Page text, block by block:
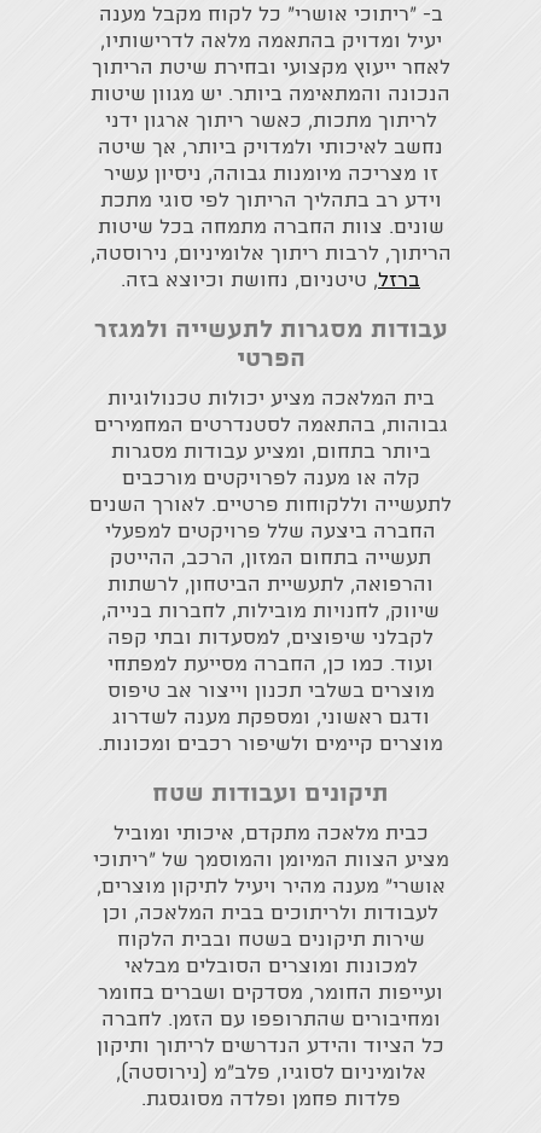
ב- "ריתוכי אושרי" כל לקוח מקבל מענה
יעיל ומדויק בהתאמה מלאה לדרישותיו,
לאחר ייעוץ מקצועי ובחירת שיטת הריתוך
הנכונה והמתאימה ביותר. יש מגוון שיטות
לריתוך מתכות, כאשר ריתוך ארגון ידני
נחשב לאיכותי ולמדויק ביותר, אך שיטה
זו מצריכה מיומנות גבוהה, ניסיון עשיר
וידע רב בתהליך הריתוך לפי סוגי מתכת
שונים. צוות החברה מתמחה בכל שיטות
הריתוך, לרבות ריתוך אלומיניום, נירוסטה,
ברזל, טיטניום, נחושת וכיוצא בזה.
עבודות מסגרות לתעשייה ולמגזר
הפרטי
בית המלאכה מציע יכולות טכנולוגיות
גבוהות, בהתאמה לסטנדרטים המחמירים
ביותר בתחום, ומציע עבודות מסגרות
קלה או מענה לפרויקטים מורכבים
לתעשייה וללקוחות פרטיים. לאורך השנים
החברה ביצעה שלל פרויקטים למפעלי
תעשייה בתחום המזון, הרכב, ההייטק
והרפואה, לתעשיית הביטחון, לרשתות
שיווק, לחנויות מובילות, לחברות בנייה,
לקבלני שיפוצים, למסעדות ובתי קפה
ועוד. כמו כן, החברה מסייעת למפתחי
מוצרים בשלבי תכנון וייצור אב טיפוס
ודגם ראשוני, ומספקת מענה לשדרוג
מוצרים קיימים ולשיפור רכבים ומכונות.
תיקונים ועבודות שטח
כבית מלאכה מתקדם, איכותי ומוביל
מציע הצוות המיומן והמוסמך של "ריתוכי
אושרי" מענה מהיר ויעיל לתיקון מוצרים,
לעבודות ולריתוכים בבית המלאכה, וכן
שירות תיקונים בשטח ובבית הלקוח
למכונות ומוצרים הסובלים מבלאי
ועייפות החומר, מסדקים ושברים בחומר
ומחיבורים שהתרופפו עם הזמן. לחברה
כל הציוד והידע הנדרשים לריתוך ותיקון
אלומיניום לסוגיו, פלב"מ (נירוסטה),
פלדות פחמן ופלדה מסוגסגת.